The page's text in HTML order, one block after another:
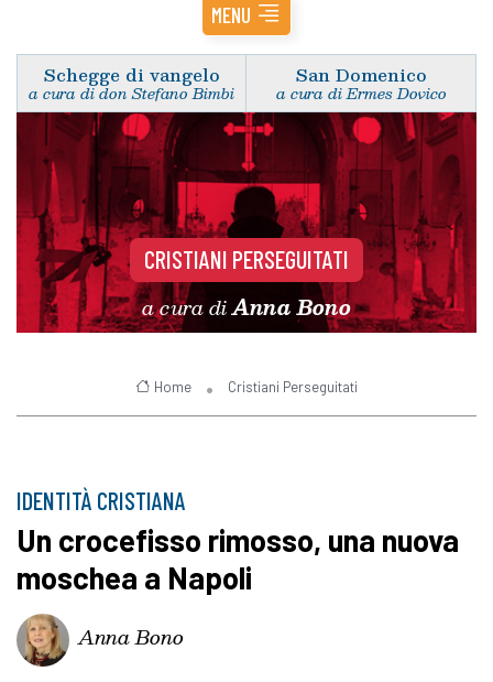
MENU
Schegge di vangelo
a cura di don Stefano Bimbi
San Domenico
a cura di Ermes Dovico
CRISTIANI PERSEGUITATI
a cura diAnna Bono
Home Cristiani Perseguitati
IDENTITÀ CRISTIANA
Un crocefisso rimosso, una nuova
moschea a Napoli
Anna Bono